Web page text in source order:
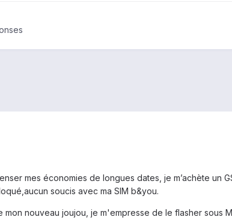
mes économies de longues dates, je m’achète un
soucis avec ma SIM b&you.
mon nouveau joujou, je m'empresse de le flasher sous